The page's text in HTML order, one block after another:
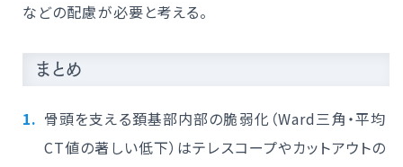
などの配慮が必要と考える。
まとめ
骨頭を支える頚基部内部の脆弱化（Ward三角・平均
CT値の著しい低下）はテレスコープやカットアウトの